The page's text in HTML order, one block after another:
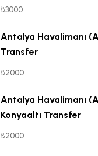
₺3000
Antalya Havalimanı
Transfer
₺2000
Antalya Havalimanı
Konyaaltı Transfer
₺2000